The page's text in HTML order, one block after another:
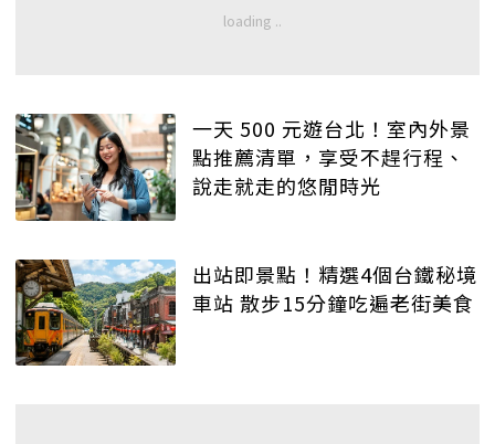
一天 500 元遊台北！室內外景
點推薦清單，享受不趕行程、
說走就走的悠閒時光
出站即景點！精選4個台鐵秘境
車站 散步15分鐘吃遍老街美食